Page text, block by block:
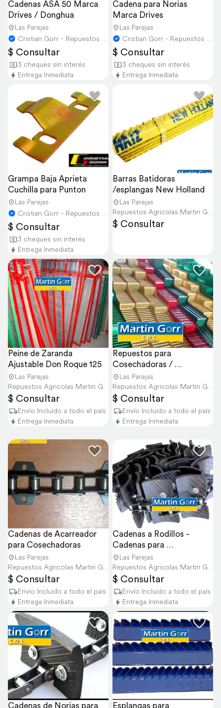
Cadenas ASA 50 Marca
Drives / Donghua
Las Parejas
Cristian Gorr - Repuestos Agricolas
$ Consultar
3 cheques sin interés
Entrega Inmediata
Cadena para Norias
Marca Drives
Las Parejas
Cristian Gorr - Repuestos Agricolas
$ Consultar
3 cheques sin interés
Entrega Inmediata
Grampa Baja Aprieta
Cuchilla para Punton
Las Parejas
Cristian Gorr - Repuestos Agricolas
$ Consultar
3 cheques sin interés
Entrega Inmediata
Barras Batidoras
/esplangas New Holland
Las Parejas
Repuestos Agricolas Martin Gorr S.R.L.
$ Consultar
Peine de Zaranda
Ajustable Don Roque 125
Las Parejas
Repuestos Agricolas Martin Gorr S.R.L.
$ Consultar
Envío Incluido a todo el país
Entrega Inmediata
Repuestos para
Cosechadoras /
Consúltanos por Modelos
Las Parejas
Repuestos Agricolas Martin Gorr S.R.L.
$ Consultar
Envío Incluido a todo el país
Entrega Inmediata
Cadenas de Acarreador
para Cosechadoras
Las Parejas
Repuestos Agricolas Martin Gorr S.R.L.
$ Consultar
Envío Incluido a todo el país
Entrega Inmediata
Cadenas a Rodillos -
Cadenas para
Cosechadoras
Las Parejas
Repuestos Agricolas Martin Gorr S.R.L.
$ Consultar
Envío Incluido a todo el país
Entrega Inmediata
Cadenas de Norias para Esplangas para